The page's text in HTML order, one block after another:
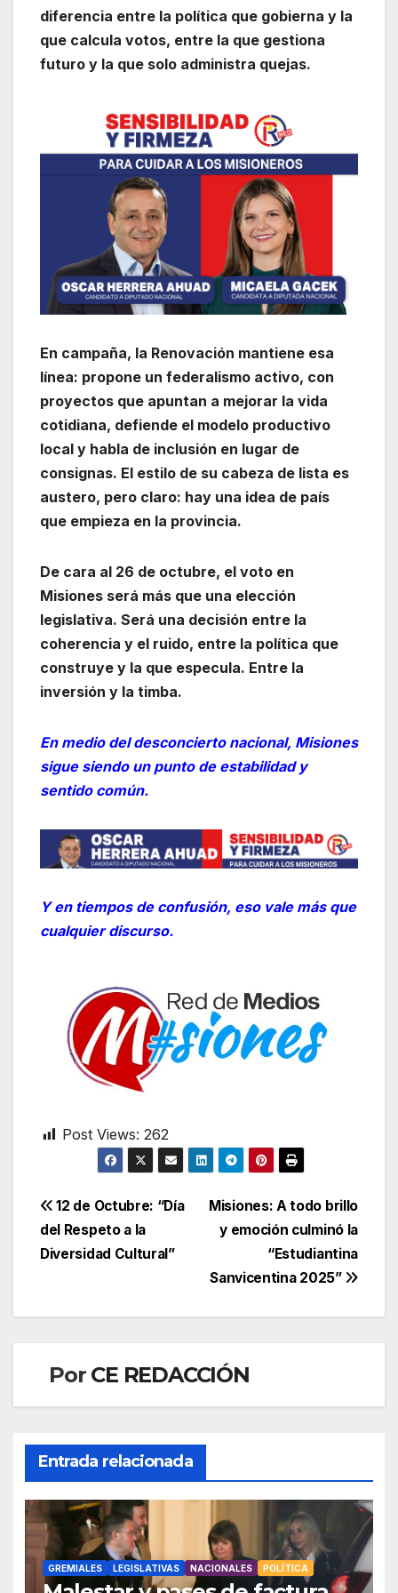
diferencia entre la política que gobierna y la
que calcula votos, entre la que gestiona
futuro y la que solo administra quejas.
En campaña, la Renovación mantiene esa
línea: propone un federalismo activo, con
proyectos que apuntan a mejorar la vida
cotidiana, defiende el modelo productivo
local y habla de inclusión en lugar de
consignas. El estilo de su cabeza de lista es
austero, pero claro: hay una idea de país
que empieza en la provincia.
De cara al 26 de octubre, el voto en
Misiones será más que una elección
legislativa. Será una decisión entre la
coherencia y el ruido, entre la política que
construye y la que especula. Entre la
inversión y la timba.
En medio del desconcierto nacional, Misiones
sigue siendo un punto de estabilidad y
sentido común.
Y en tiempos de confusión, eso vale más que
cualquier discurso.
Post Views: 262
Navegación
de
Misiones: A todo brillo
y emoción culminó la
“Estudiantina
Sanvicentina 2025”
12 de Octubre: “Día
del Respeto a la
Diversidad Cultural”
Por CE REDACCIÓN
Entrada relacionada
GREMIALES LEGISLATIVAS NACIONALES POLÍTICA